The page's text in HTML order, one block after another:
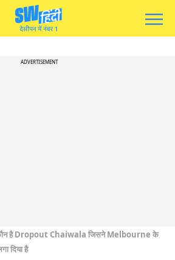
ADVERTISEMENT
है Dropout Chaiwala जिसने Melbourne के
दिया है